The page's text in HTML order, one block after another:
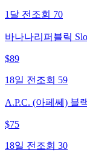
1달 전 조회 70
바나나리퍼블릭
$89
18일 전 조회 59
A.P.C. (아페쎄) 블
$75
18일 전 조회 30